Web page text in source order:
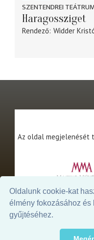
Oldalunk cookie-kat
élmény fokozásához
gyűjtéséhez.
SZENTENDREI
Haragossziget
Rendező Widder
Az oldal megjelenését